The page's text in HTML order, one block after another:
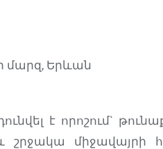
Երևան
է որոշում`
շրջակա միջավայրի